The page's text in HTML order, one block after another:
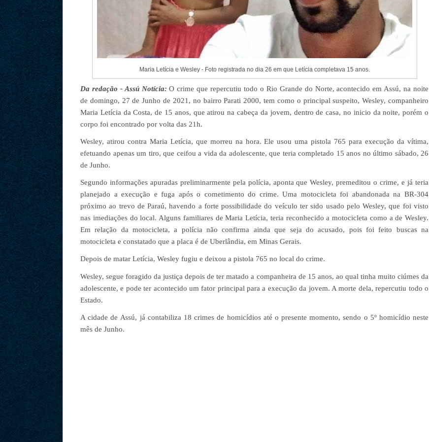
Maria Letícia e Wesley - Foto registrada no dia 26 em que Letícia completava 15 anos.
Da redação - Assú Notícia: O crime que repercutiu todo o Rio Grande do Norte, acontecido em Assú, na noite
de domingo, 27 de Junho de 2021, no bairro Parati 2000, tem como o principal suspeito, Wesley, companheiro
Maria Letícia da Costa, de 15 anos, que atirou na cabeça da jovem, dentro de casa, no inicio da noite, porém o
corpo foi encontrado por volta das 21h.
Wesley, atirou contra Maria Letícia, que morreu na hora. Ele usou uma pistola 765 para execução da vítima,
efetuando apenas um tiro, que ceifou a vida da adolescente, que teria completado 15 anos no último sábado, 26
de Junho.
Segundo informações apuradas preliminarmente pela polícia, aponta que Wesley, premeditou o crime, e já teria
planejado a execução e fuga após o cometimento do crime. Uma motocicleta foi abandonada na BR-304
próximo ao trevo de Paraú, havendo a forte possibilidade do veículo ter sido usado pelo Wesley, que foi visto
nas imediações do local. Alguns familiares de Maria Letícia, teria reconhecido a motocicleta como a de Wesley.
Em relação da motocicleta, a polícia não confirma ainda que seja do acusado, pois foi feito buscas na
motocicleta e constatado que a placa é de Uberlândia, em Minas Gerais.
Depois de matar Letícia, Wesley fugiu e deixou a pistola 765 no local do crime.
Wesley, segue foragido da justiça depois de ter matado a companheira de 15 anos, ao qual tinha muito ciúmes da
adolescente, e pode ter acontecido um fator principal para a execução da jovem. A morte dela, repercutiu todo o
Estado.
A cidade de Assú, já contabiliza 18 crimes de homicídios até o presente momento, sendo o 5º homicídio neste
mês de Junho.